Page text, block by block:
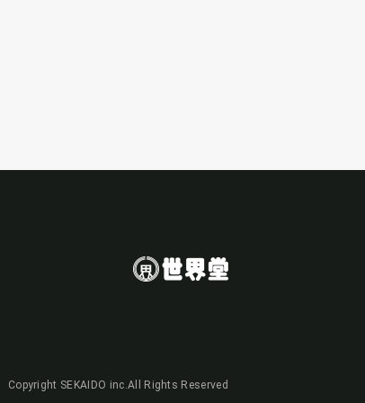
Copyright SEKAIDO inc.All Rights Reserved